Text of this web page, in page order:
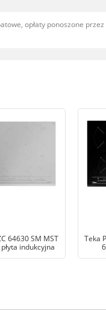
opłaty ponoszone
64630 SM MST
indukcyjna
Teka